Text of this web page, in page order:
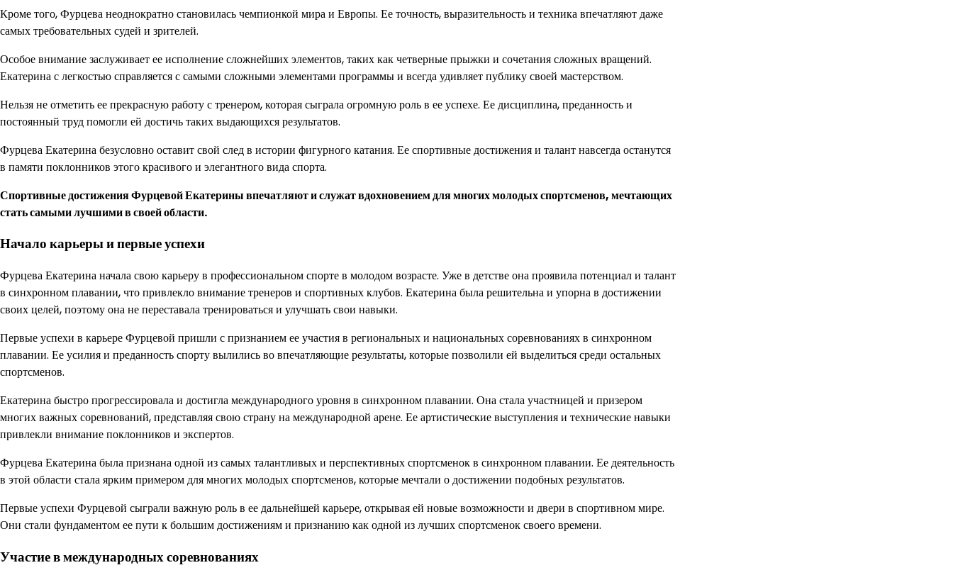
Кроме того, Фурцева неоднократно становилась чемпионкой мира и Европы. Ее точность, выразительность и техника впечатляют даже
самых требовательных судей и зрителей.
Особое внимание заслуживает ее исполнение сложнейших элементов, таких как четверные прыжки и сочетания сложных вращений.
Екатерина с легкостью справляется с самыми сложными элементами программы и всегда удивляет публику своей мастерством.
Нельзя не отметить ее прекрасную работу с тренером, которая сыграла огромную роль в ее успехе. Ее дисциплина, преданность и
постоянный труд помогли ей достичь таких выдающихся результатов.
Фурцева Екатерина безусловно оставит свой след в истории фигурного катания. Ее спортивные достижения и талант навсегда останутся
в памяти поклонников этого красивого и элегантного вида спорта.
Спортивные достижения Фурцевой Екатерины впечатляют и служат вдохновением для многих молодых спортсменов, мечтающих
стать самыми лучшими в своей области.
Начало карьеры и первые успехи
Фурцева Екатерина начала свою карьеру в профессиональном спорте в молодом возрасте. Уже в детстве она проявила потенциал и талант
в синхронном плавании, что привлекло внимание тренеров и спортивных клубов. Екатерина была решительна и упорна в достижении
своих целей, поэтому она не переставала тренироваться и улучшать свои навыки.
Первые успехи в карьере Фурцевой пришли с признанием ее участия в региональных и национальных соревнованиях в синхронном
плавании. Ее усилия и преданность спорту вылились во впечатляющие результаты, которые позволили ей выделиться среди остальных
спортсменов.
Екатерина быстро прогрессировала и достигла международного уровня в синхронном плавании. Она стала участницей и призером
многих важных соревнований, представляя свою страну на международной арене. Ее артистические выступления и технические навыки
привлекли внимание поклонников и экспертов.
Фурцева Екатерина была признана одной из самых талантливых и перспективных спортсменок в синхронном плавании. Ее деятельность
в этой области стала ярким примером для многих молодых спортсменов, которые мечтали о достижении подобных результатов.
Первые успехи Фурцевой сыграли важную роль в ее дальнейшей карьере, открывая ей новые возможности и двери в спортивном мире.
Они стали фундаментом ее пути к большим достижениям и признанию как одной из лучших спортсменок своего времени.
Участие в международных соревнованиях